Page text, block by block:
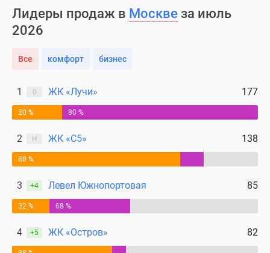
Лидеры продаж в Москве за июль
2026
Все комфорт бизнес
1 0 ЖК «Лучи» 177
20 % 80 %
2 Н ЖК «С5» 138
88 %
3 +4 Левел Южнопортовая 85
32 % 68 %
4 +5 ЖК «Остров» 82